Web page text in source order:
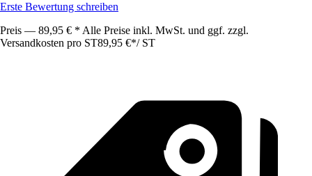
Erste Bewertung schreiben
Preis — 89,95 € * Alle Preise inkl. MwSt. und ggf. zzgl.
Versandkosten pro ST89,95 €*/ ST